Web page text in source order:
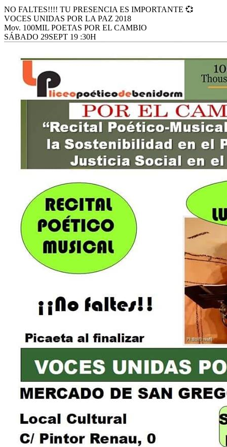
NO FALTES!!!! TU PRESENCIA ES IMPORTANTE 💞
VOCES UNIDAS POR LA PAZ 2018
Mov. 100MIL POETAS POR EL CAMBIO
SÁBADO 29SEPT 19 :30H